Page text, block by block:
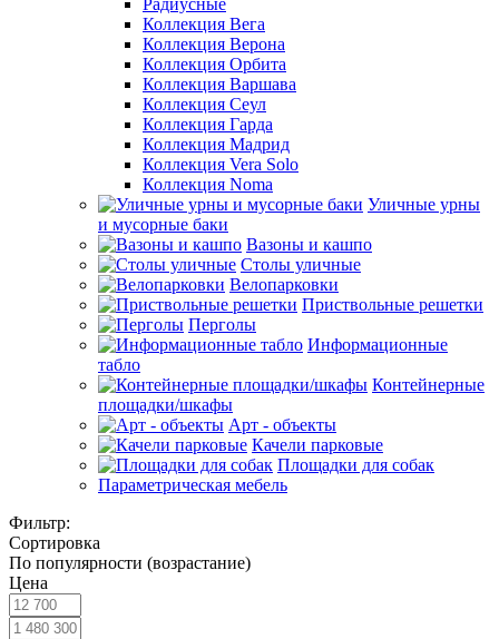
Радиусные
Коллекция Вега
Коллекция Верона
Коллекция Орбита
Коллекция Варшава
Коллекция Сеул
Коллекция Гарда
Коллекция Мадрид
Коллекция Vera Solo
Коллекция Noma
Уличные урны
и мусорные баки
Вазоны и кашпо
Столы уличные
Велопарковки
Приствольные решетки
Перголы
Информационные
табло
Контейнерные
площадки/шкафы
Арт - объекты
Качели парковые
Площадки для собак
Параметрическая мебель
Фильтр:
Сортировка
По популярности (возрастание)
Цена